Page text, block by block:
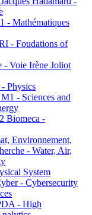
- Mathématiques
- Foudations of
- Voie Irène Joliot
Physics
- Sciences and
Biomeca -
Environnement,
- Water, Air,
System
- Cybersecurity
- High